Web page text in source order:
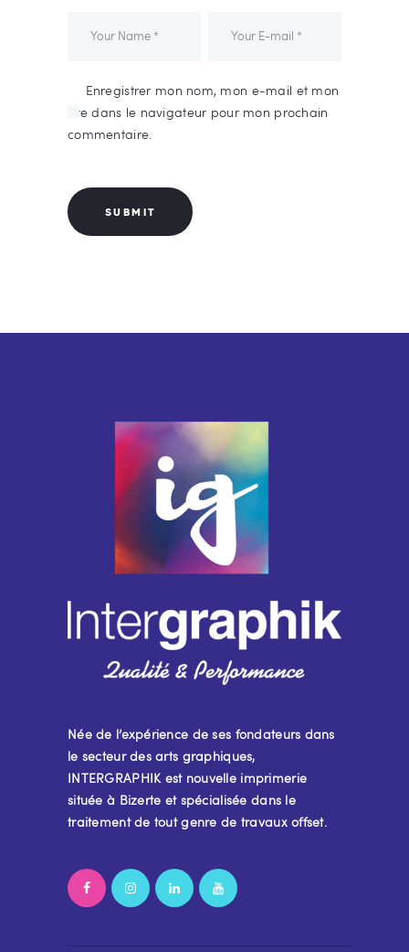
Enregistrer mon nom, mon e-mail et mon
site dans le navigateur pour mon prochain
commentaire.
Née de l’expérience de ses fondateurs dans
le secteur des arts graphiques,
INTERGRAPHIK est nouvelle imprimerie
située à Bizerte et spécialisée dans le
traitement de tout genre de travaux offset.